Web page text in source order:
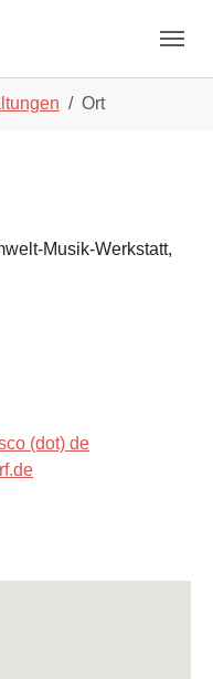
Ort
Musik-Werkstatt,
(dot) de